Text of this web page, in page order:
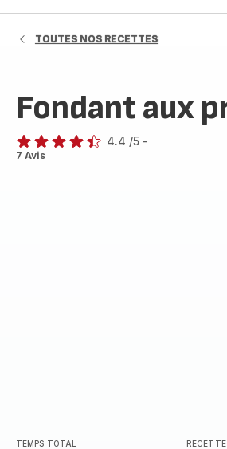
TOUTES NOS RECETTES
Fondant aux
ratings.4.4
4.4 /5 -
7 Avis
TEMPS TOTAL